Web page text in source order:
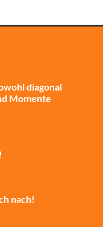
diagonal
Momente
nach!